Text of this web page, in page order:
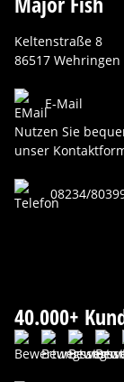
Keltenstraße 8
86517 Wehringen
E-Mail
Nutzen Sie
unser
08234/
40.000+